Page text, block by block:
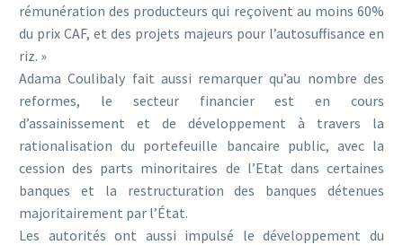
rémunération des producteurs qui reçoivent au moins 60%
du prix CAF, et des projets majeurs pour l’autosuffisance en
riz. »
Adama Coulibaly fait aussi remarquer qu’au nombre des
reformes, le secteur financier est en cours
d’assainissement et de développement à travers la
rationalisation du portefeuille bancaire public, avec la
cession des parts minoritaires de l’Etat dans certaines
banques et la restructuration des banques détenues
majoritairement par l’État.
Les autorités ont aussi impulsé le développement du